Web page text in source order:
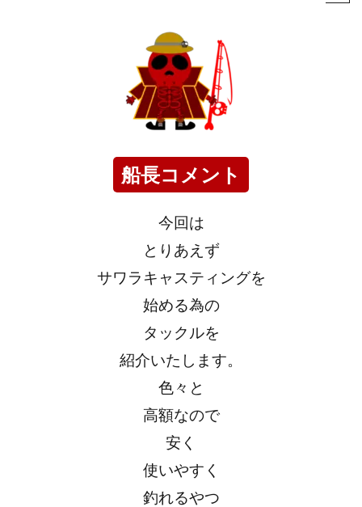
船長コメント
今回は
とりあえず
サワラキャスティングを
始める為の
タックルを
紹介いたします。
色々と
高額なので
安く
使いやすく
釣れるやつ